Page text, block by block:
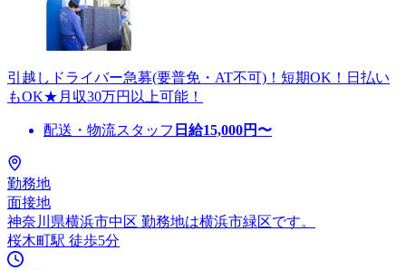
引越しドライバー急募(要普免・AT不可)！短期OK！日払い
もOK★月収30万円以上可能！
配送・物流スタッフ 日給15,000円〜
勤務地
面接地
神奈川県横浜市中区 勤務地は横浜市緑区です。
桜木町駅 徒歩5分